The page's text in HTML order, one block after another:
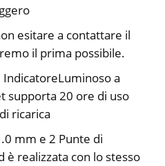
esitare a contattare il
il prima possibile.
a
supporta 20 ore di uso
ricarica
mm e 2 Punte di
è realizzata con lo stesso